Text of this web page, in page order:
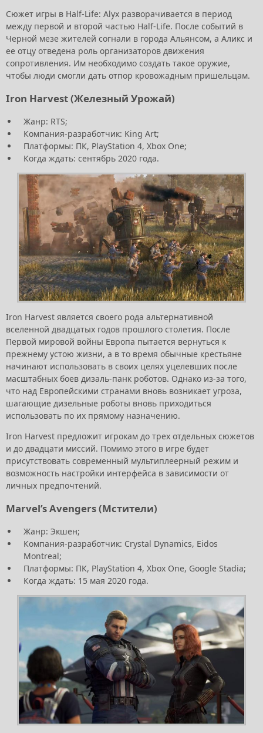
Сюжет игры в Half-Life: Alyx разворачивается в период
между первой и второй частью Half-Life. После событий в
Черной мезе жителей согнали в города Альянсом, а Аликс и
ее отцу отведена роль организаторов движения
сопротивления. Им необходимо создать такое оружие,
чтобы люди смогли дать отпор кровожадным пришельцам.
Iron Harvest (Железный Урожай)
Жанр: RTS;
Компания-разработчик: King Art;
Платформы: ПК, PlayStation 4, Xbox One;
Когда ждать: сентябрь 2020 года.
Iron Harvest является своего рода альтернативной
вселенной двадцатых годов прошлого столетия. После
Первой мировой войны Европа пытается вернуться к
прежнему устою жизни, а в то время обычные крестьяне
начинают использовать в своих целях уцелевших после
масштабных боев дизаль-панк роботов. Однако из-за того,
что над Европейскими странами вновь возникает угроза,
шагающие дизельные роботы вновь приходиться
использовать по их прямому назначению.
Iron Harvest предложит игрокам до трех отдельных сюжетов
и до двадцати миссий. Помимо этого в игре будет
присутствовать современный мультиплеерный режим и
возможность настройки интерфейса в зависимости от
личных предпочтений.
Marvel’s Avengers (Мстители)
Жанр: Экшен;
Компания-разработчик: Crystal Dynamics, Eidos
Montreal;
Платформы: ПК, PlayStation 4, Xbox One, Google Stadia;
Когда ждать: 15 мая 2020 года.